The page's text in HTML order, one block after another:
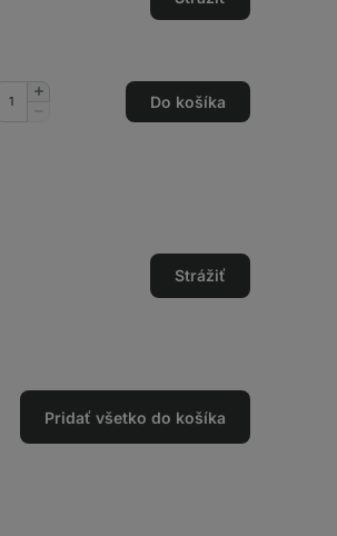
Pridať
Do košíka
Strážiť
Pridať všetko do košíka